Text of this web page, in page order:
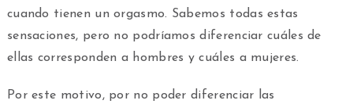
cuando tienen un orgasmo. Sabemos todas estas
sensaciones, pero no podríamos diferenciar cuáles de
ellas corresponden a hombres y cuáles a mujeres.
Por este motivo, por no poder diferenciar las